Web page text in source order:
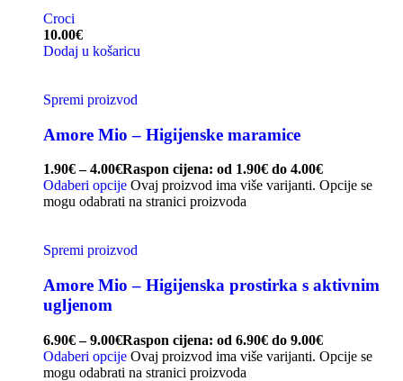
Croci
10.00€
Dodaj u košaricu
Spremi proizvod
Amore Mio – Higijenske maramice
1.90€ – 4.00€Raspon cijena: od 1.90€ do 4.00€
Odaberi opcije Ovaj proizvod ima više varijanti. Opcije se
mogu odabrati na stranici proizvoda
Spremi proizvod
Amore Mio – Higijenska prostirka s aktivnim
ugljenom
6.90€ – 9.00€Raspon cijena: od 6.90€ do 9.00€
Odaberi opcije Ovaj proizvod ima više varijanti. Opcije se
mogu odabrati na stranici proizvoda